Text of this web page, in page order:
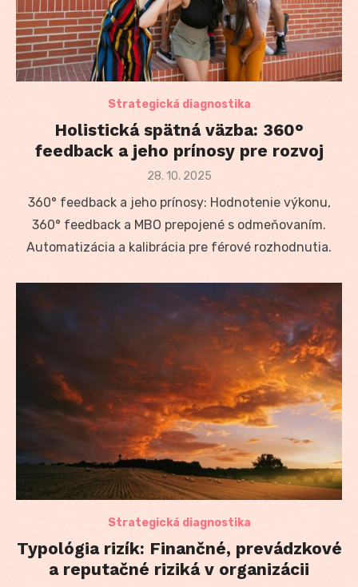
Strategická diagnostika
Holistická spätná väzba: 360°
feedback a jeho prínosy pre rozvoj
Posted
28. 10. 2025
360° feedback a jeho prínosy: Hodnotenie výkonu,
360° feedback a MBO prepojené s odmeňovaním.
Automatizácia a kalibrácia pre férové rozhodnutia.
Strategická diagnostika
Typológia rizík: Finančné, prevádzkové
a reputačné riziká v organizácii